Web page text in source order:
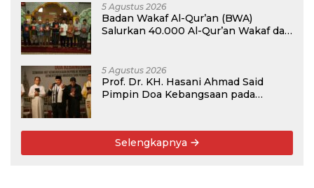
5 Agustus 2026
Badan Wakaf Al-Qur’an (BWA)
Salurkan 40.000 Al-Qur’an Wakaf dan
5 Agustus 2026
Prof. Dr. KH. Hasani Ahmad Said
Pimpin Doa Kebangsaan pada
Pemasyarakatan RI
Selengkapnya